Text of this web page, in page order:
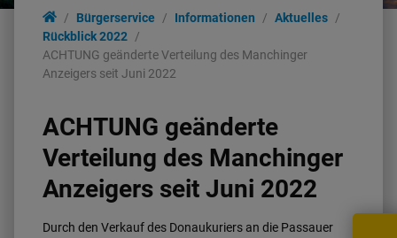
Bürgerservice Informationen
Aktuelles
Rückblick 2022
ACHTUNG geänderte Verteilung des Manchinger
Anzeigers seit Juni 2022
ACHTUNG geänderte
Verteilung des Manchinger
Anzeigers seit Juni 2022
Durch den Verkauf des Donaukuriers an die Passauer